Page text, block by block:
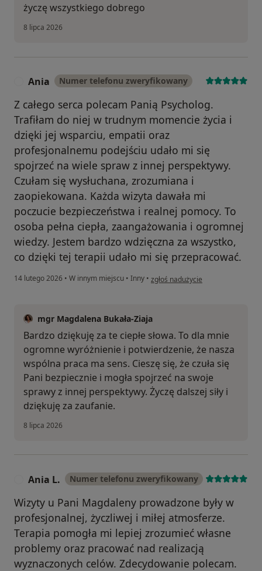
życzę wszystkiego dobrego
8 lipca 2026
Ania Numer telefonu zweryfikowany
Z całego serca polecam Panią Psycholog.
Trafiłam do niej w trudnym momencie życia i
dzięki jej wsparciu, empatii oraz
profesjonalnemu podejściu udało mi się
spojrzeć na wiele spraw z innej perspektywy.
Czułam się wysłuchana, zrozumiana i
zaopiekowana. Każda wizyta dawała mi
poczucie bezpieczeństwa i realnej pomocy. To
osoba pełna ciepła, zaangażowania i ogromnej
wiedzy. Jestem bardzo wdzięczna za wszystko,
co dzięki tej terapii udało mi się przepracować.
14 lutego 2026 • W innym miejscu • Inny • w opinii użytkownika Ania
zgłoś nadużycie
mgr Magdalena Bukała-Ziaja
Bardzo dziękuję za te ciepłe słowa. To dla mnie
ogromne wyróżnienie i potwierdzenie, że nasza
wspólna praca ma sens. Cieszę się, że czuła się
Pani bezpiecznie i mogła spojrzeć na swoje
sprawy z innej perspektywy. Życzę dalszej siły i
dziękuję za zaufanie.
8 lipca 2026
Ania L. Numer telefonu zweryfikowany
Wizyty u Pani Magdaleny prowadzone były w
profesjonalnej, życzliwej i miłej atmosferze.
Terapia pomogła mi lepiej zrozumieć własne
problemy oraz pracować nad realizacją
wyznaczonych celów. Zdecydowanie polecam.